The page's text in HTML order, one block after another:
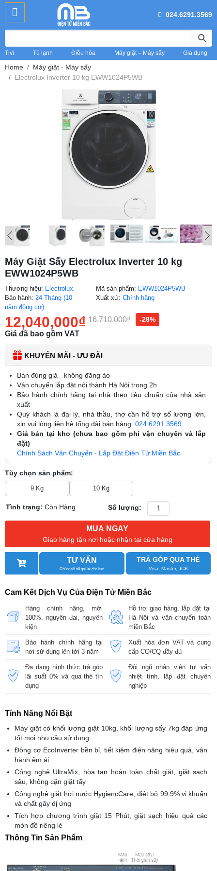
024.6291.3569
Tivi Tủ lạnh Điều hòa Máy giặt – Máy sấy Gia dụng
Home
Máy giặt - Máy sấy
Electrolux Inverter 10 kg EWW1024P5WB
Máy Giặt Sấy Electrolux Inverter 10 kg
EWW1024P5WB
Thương hiệu: Electrolux
Bảo hành: 24 Tháng (10
năm động cơ)
Mã sản phẩm: EWW1024P5WB
Xuất xứ:Chính hãng
12,040,000₫ 16,710,000₫ -28%
Giá đã bao gồm VAT
KHUYẾN MÃI - ƯU ĐÃI
Bán đúng giá - không đăng ảo
Vận chuyển lắp đặt nội thành Hà Nội trong 2h
Bảo hành chính hãng tại nhà theo tiêu chuẩn của nhà sản
xuất
Quý khách là đại lý, nhà thầu, thợ cần hỗ trợ số lượng lớn,
xin vui lòng liên hệ tổng đài bán hàng: 024.6291.3569
Giá bán tại kho (chưa bao gồm phí vận chuyển và lắp
đặt)
Chính Sách Vận Chuyển - Lắp Đặt Điện Tử Miền Bắc
Tùy chọn sản phẩm:
9 Kg 10 Kg
Tình trạng:Còn Hàng Số lượng:
MUA NGAY
Giao hàng tận nơi hoặc nhận tại cửa hàng
TƯ VẤN
Chúng tôi sẽ gọi lại cho bạn
TRẢ GÓP QUA THẺ
Visa, Master, JCB
Cam Kết Dịch Vụ Của Điện Tử Miền Bắc
Hàng chính hãng, mới
100%, nguyên đai, nguyên
kiện
Hỗ trợ giao hàng, lắp đặt tại
Hà Nội và vận chuyển toàn
miền Bắc
Bảo hành chính hãng tại
nơi sử dụng lên tới 3 năm
Xuất hóa đơn VAT và cung
cấp CO/CQ đầy đủ
Đa dạng hình thức trả góp
lãi suất 0% và qua thẻ tín
dụng
Đội ngũ nhân viên tư vấn
nhiệt tình, lắp đặt chuyên
nghiệp
Tính Năng Nổi Bật
Máy giặt có khối lượng giặt 10kg, khối lượng sấy 7kg đáp ứng
tốt mọi nhu cầu sử dụng
Động cơ EcoInverter bền bỉ, tiết kiệm điện năng hiệu quả, vận
hành êm ái
Công nghệ UltraMix, hòa tan hoàn toàn chất giặt, giặt sạch
sâu, không cặn giặt tẩy
Công nghệ giặt hơi nước HygiencCare, diệt bỏ 99.9% vi khuẩn
và chất gây dị ứng
Tích hợp chương trình giặt 15 Phút, giặt sạch hiệu quả các
món đồ riêng lẻ
Thông Tin Sản Phẩm